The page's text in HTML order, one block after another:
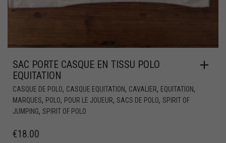
SAC PORTE CASQUE EN TISSU POLO
EQUITATION
CASQUE DE POLO, CASQUE EQUITATION, CAVALIER, EQUITATION,
MARQUES, POLO, POUR LE JOUEUR, SACS DE POLO, SPIRIT OF
JUMPING, SPIRIT OF POLO
€18.00